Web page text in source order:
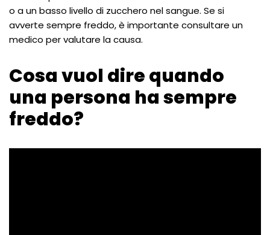
o a un basso livello di zucchero nel sangue. Se si
avverte sempre freddo, è importante consultare un
medico per valutare la causa.
Cosa vuol dire quando
una persona ha sempre
freddo?